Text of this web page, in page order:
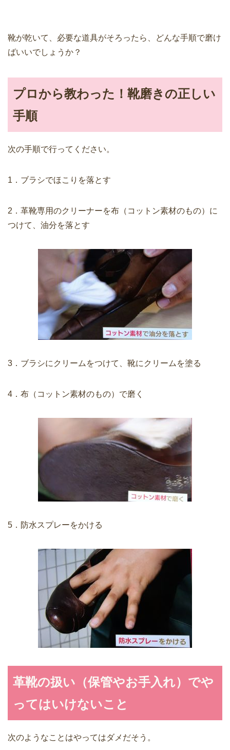
靴が乾いて、必要な道具がそろったら、どんな手順で磨け
ばいいでしょうか？
プロから教わった！靴磨きの正しい
手順
次の手順で行ってください。
1．ブラシでほこりを落とす
2．革靴専用のクリーナーを布（コットン素材のもの）に
つけて、油分を落とす
3．ブラシにクリームをつけて、靴にクリームを塗る
4．布（コットン素材のもの）で磨く
5．防水スプレーをかける
革靴の扱い（保管やお手入れ）でや
ってはいけないこと
次のようなことはやってはダメだそう。